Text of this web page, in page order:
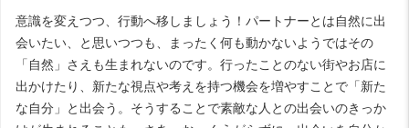
意識を変えつつ、行動へ移しましょう！パートナーとは自然に出
会いたい、と思いつつも、まったく何も動かないようではその
「自然」さえも生まれないのです。行ったことのない街やお店に
出かけたり、新たな視点や考えを持つ機会を増やすことで「新た
な自分」と出会う。そうすることで素敵な人との出会いのきっか